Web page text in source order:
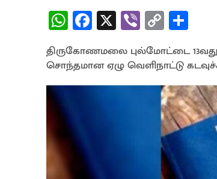
W
h
at
sA
p
p
Fa
ce
b
o
o
X Vi
b
er
C
o
py
Li
n
k
ar
e
திருகோணமலை புல்மோட்டை
சொந்தமான ஏழு வெளிநாட்டு